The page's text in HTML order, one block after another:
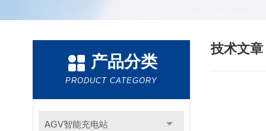
产品分类
PRODUCT CATEGORY
AGV智能充电站
技术文章